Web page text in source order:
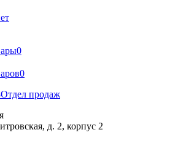
0
0
Отдел продаж
д. 2, корпус 2